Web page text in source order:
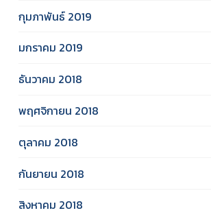
กุมภาพันธ์ 2019
มกราคม 2019
ธันวาคม 2018
พฤศจิกายน 2018
ตุลาคม 2018
กันยายน 2018
สิงหาคม 2018